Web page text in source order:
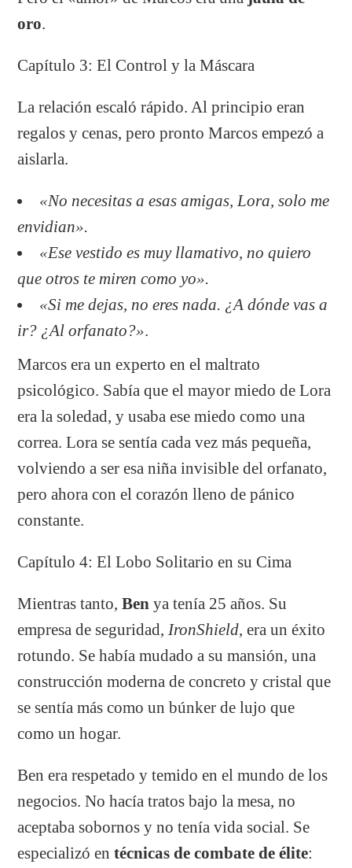
oro.
Capítulo 3: El Control y la Máscara
La relación escaló rápido. Al principio eran
regalos y cenas, pero pronto Marcos empezó a
aislarla.
«No necesitas a esas amigas, Lora, solo me
envidian».
«Ese vestido es muy llamativo, no quiero
que otros te miren como yo».
«Si me dejas, no eres nada. ¿A dónde vas a
ir? ¿Al orfanato?».
Marcos era un experto en el maltrato
psicológico. Sabía que el mayor miedo de Lora
era la soledad, y usaba ese miedo como una
correa. Lora se sentía cada vez más pequeña,
volviendo a ser esa niña invisible del orfanato,
pero ahora con el corazón lleno de pánico
constante.
Capítulo 4: El Lobo Solitario en su Cima
Mientras tanto,Ben ya tenía 25 años. Su
empresa de seguridad, IronShield, era un éxito
rotundo. Se había mudado a su mansión, una
construcción moderna de concreto y cristal que
se sentía más como un búnker de lujo que
como un hogar.
Ben era respetado y temido en el mundo de los
negocios. No hacía tratos bajo la mesa, no
aceptaba sobornos y no tenía vida social. Se
especializó entécnicas de combate de élite: